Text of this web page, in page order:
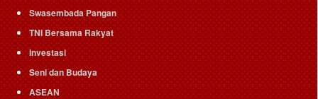
Swasembada Pangan
TNI Bersama Rakyat
Investasi
Seni dan Budaya
ASEAN